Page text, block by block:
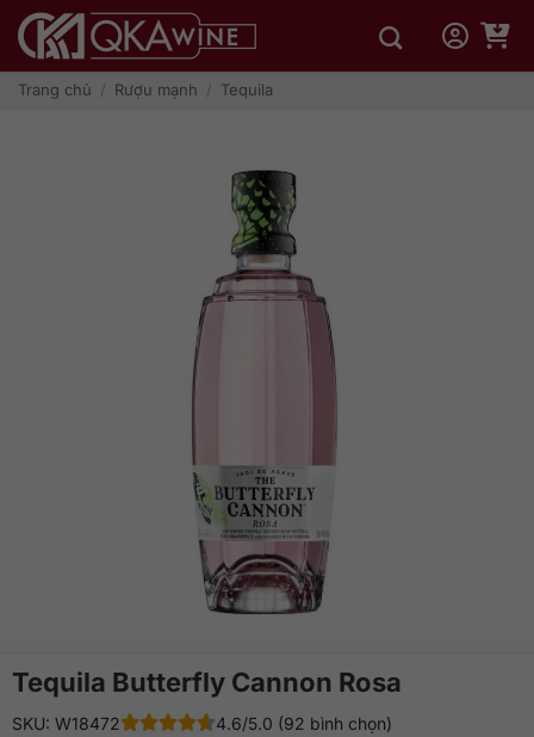
qua
dungTrang chủ / Rượu mạnh / Tequila
Tequila Butterfly Cannon Rosa
SKU: W18472
4.6/5.0 (92 bình chọn)